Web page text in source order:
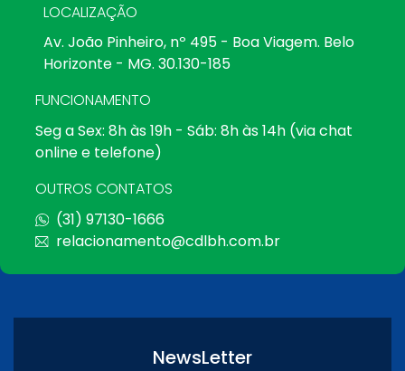
LOCALIZAÇÃO
Av. João Pinheiro, nº 495 - Boa Viagem. Belo
Horizonte - MG. 30.130-185
FUNCIONAMENTO
Seg a Sex: 8h às 19h - Sáb: 8h às 14h (via chat
online e telefone)
OUTROS CONTATOS
(31) 97130-1666
relacionamento@cdlbh.com.br
NewsLetter